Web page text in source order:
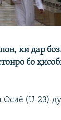
ки дар
бо
(U-23)